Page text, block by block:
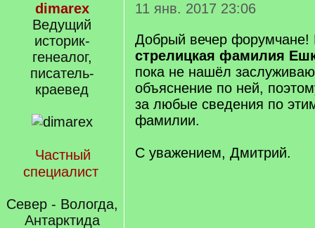
dimarex
Ведущий
историк-
генеалог,
писатель-
краевед
Частный
специалист
Север - Вологда,
Антарктида
11 янв. 2017 23:06
Добрый вечер форумчане!
стрелицкая фамилия
пока не нашёл
объяснение по ней,
за любые сведения по
фамилии.
С уважением, Дмитрий.